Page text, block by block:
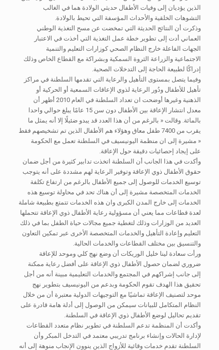
الذين يؤديان إلى وفيات الأطفال حديثي الولادة هما في الغالب
التشوهات الخلقية والأحداث المؤسفة التي تحيط بالولادة.
وذكرت أن النتائج الحديثة التي تمخضت عن مسح التغذية الوطني
العماني أدت إلى تطوير خطة عمل التغذية التي أخذت في الاعتبار
الجهات الفاعلة خارج النظام الصحي كوزارات التعليم والتنمية
الاجتماعية والزراعة الثروة السمكية وبشراكة مع القطاع الخاص وذلك
إدراكًا لطبيعة الحاجة إلى التدخلات الصحية.
وفيما يتصل بمستوى التأهيل والرعاية التي تقدمها السلطنة في مراكز
تأهيل للأطفال ودُور الرعاية لذوي الإعاقات السمعية أو الحركية أو
الذهنية وغيرها أوضحت ان تعداد السلطنة في العام 2010 أظهر أن
معدل انتشار الإعاقة بين الأطفال دون سن 15 عامًا يبلغ حوالي واحدا
بالمائة. وقالت « بالرغم من أن هذا العدد قد يبدو ضئيلًا إلا أنه يمثل ما
يقرب من 7400 طفل معاق وهؤلاء هم الأطفال الذين تم تشخيصهم فقط
« مشيرة إلى ان منظمة اليونيسيف في السلطنة تعمل مع الحكومة
على إيجاد إحصائيات دقيقة حول الإعاقة.
وأكدت في هذا الجانب أن السلطنة اتخذت تدابير كثيرة من أجل ضمان
حقوق الأطفال ذوي الإعاقة وتوفير الرعاية لهم مشددة على أنه يتوجب
توسيع الخدمات للوصول إلى جميع الأطفال بالرغم من ارتفاع تكلفة
الخدمات المتخصصة مشيرة إلى أن هناك تحد في محاولة توسيع هذه
الخدمات إلى خارج المدن الكبرى وان هذه الخدمات تتمتع بطبيعة شاملة
لعدة قطاعات مما يعني أن مسؤولية رعاية الأطفال ذوي الإعاقة تتحملها
العديد من الوزارات وذلك لتغطية جميع مجالات حياة الطفل بما في ذلك
التعليم وإعادة التأهيل والخدمات المتخصصة الأخرى عبر تمكين التعاون
والتنسيق بين مختلف القطاعات والخدمات الحالية.
ورأت سعادة لينا خليل الوريكات أن وضع نهج كلي وموحد للإعاقة
ضروري لضمان حصول الأطفال ذوي الإعاقة على أفضل رعاية ممكنة
إلى جانب إشراكهم في المجتمع والخدمات التعليمية مبينة أنه من أجل
تحقيق هذا الهدف تقوم الحكومة وبدعم من اليونيسيف بتطوير نهج
موحد لتصنيف الإعاقة تماشيًا مع التوجيهات الدولية معتبرة أن من خلال
النظام المتكامل للبيانات سيمكن من الوصول إلى أدلة هامة قادرة على
تقديم تحاليل لوضع الأطفال ذوي الإعاقة في السلطنة.
وأكدت أن المنظمة تدعم السلطنة في تطوير نظام متعدد القطاعات
لإدارة الحالات وإنشاء برنامج تدريبي معتمد في التدخل المبكر وأن
السلطنة تقدم خدمات وقائية للأزواج الذين ينوون الإنجاب منوهة إلى أنه